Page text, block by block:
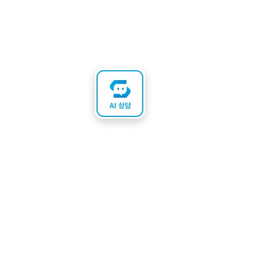
AI 상담